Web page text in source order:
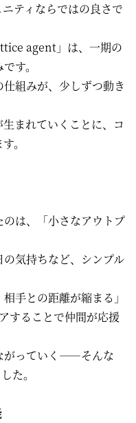
ティならではの良さで
agent」は、一期の
す。
組みが、少しずつ動き
まれていくことに、コ
。
は、「小さなアウトプ
の気持ちなど、シンプル
手との距離が縮まる」
することで仲間が応援
がっていく——そんな
た。